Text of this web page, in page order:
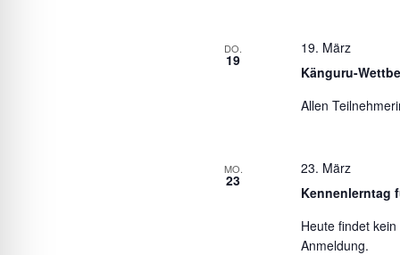
DO.
19
Känguru-
19. März
Allen
MO.
23
Kennenlerntag
23. März
Heute findet
Anmeldung.